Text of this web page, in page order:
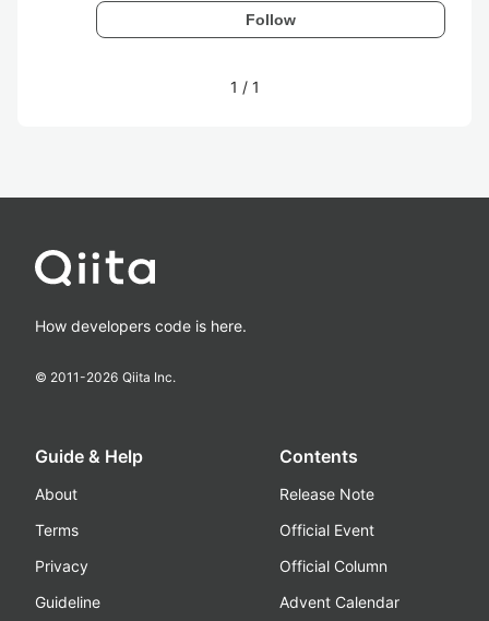
Follow
1 / 1
How developers code is here.
© 2011-2026 Qiita Inc.
Guide & Help
About
Terms
Privacy
Guideline
Contents
Release Note
Official Event
Official Column
Advent Calendar